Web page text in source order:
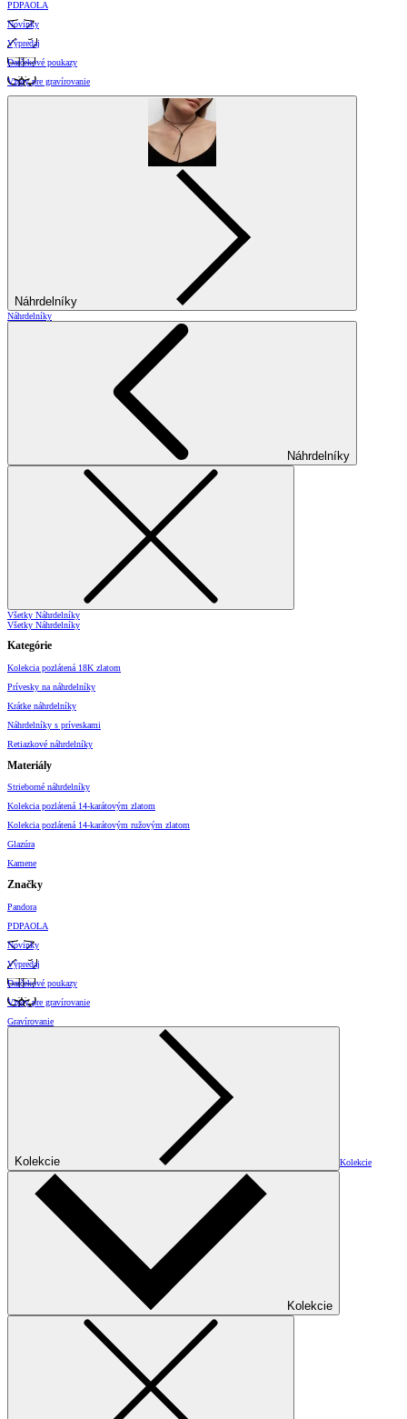
PDPAOLA
Novinky
Výpredaj
Darčekové poukazy
Vzory pre gravírovanie
Náhrdelníky
Náhrdelníky
Náhrdelníky
Všetky Náhrdelníky
Všetky Náhrdelníky
Kategórie
Kolekcia pozlátená 18K zlatom
Prívesky na náhrdelníky
Krátke náhrdelníky
Náhrdelníky s príveskami
Retiazkové náhrdelníky
Materiály
Strieborné náhrdelníky
Kolekcia pozlátená 14-karátovým zlatom
Kolekcia pozlátená 14-karátovým ružovým zlatom
Glazúra
Kamene
Značky
Pandora
PDPAOLA
Novinky
Výpredaj
Darčekové poukazy
Vzory pre gravírovanie
Gravírovanie
Kolekcie Kolekcie
Kolekcie